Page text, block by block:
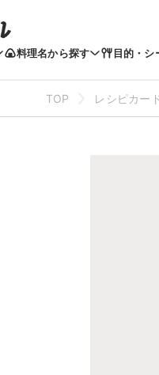
料理名から探す 目的・シ
TOP レシピカー